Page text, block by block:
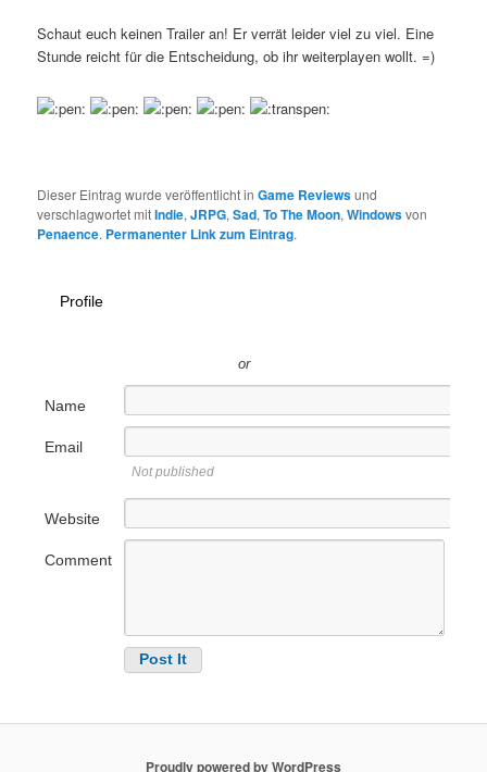
Schaut euch keinen Trailer an! Er verrät leider viel zu viel. Eine
Stunde reicht für die Entscheidung, ob ihr weiterplayen wollt. =)
Dieser Eintrag wurde veröffentlicht inGame Reviewsund
verschlagwortet mitIndie,JRPG,Sad,To The Moon,Windowsvon
Penaence. Permanenter Link zum Eintrag.
Profile
or
Name
Email
Not published
Website
Comment
Proudly powered by WordPress